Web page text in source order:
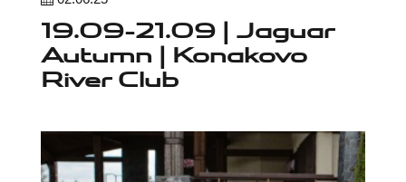
19.09-21.09 | Jaguar
Autumn | Konakovo
River Club